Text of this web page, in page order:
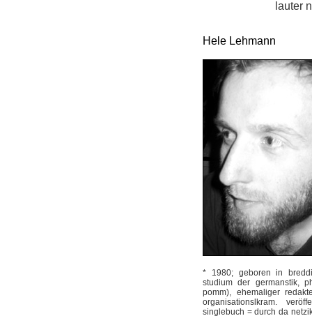
lauter
Hele Lehmann
* 1980; geboren in
studium der germanstik,
pomm), ehemaliger
organisationslkram.
singlebuch = durch da